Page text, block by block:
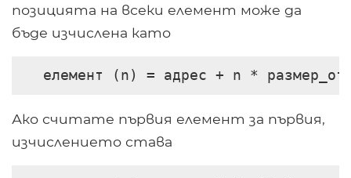
позицията на всеки елемент може да
бъде изчислена като
елемент (n) = адрес + n *
Ако считате първия елемент за първия,
изчислението става